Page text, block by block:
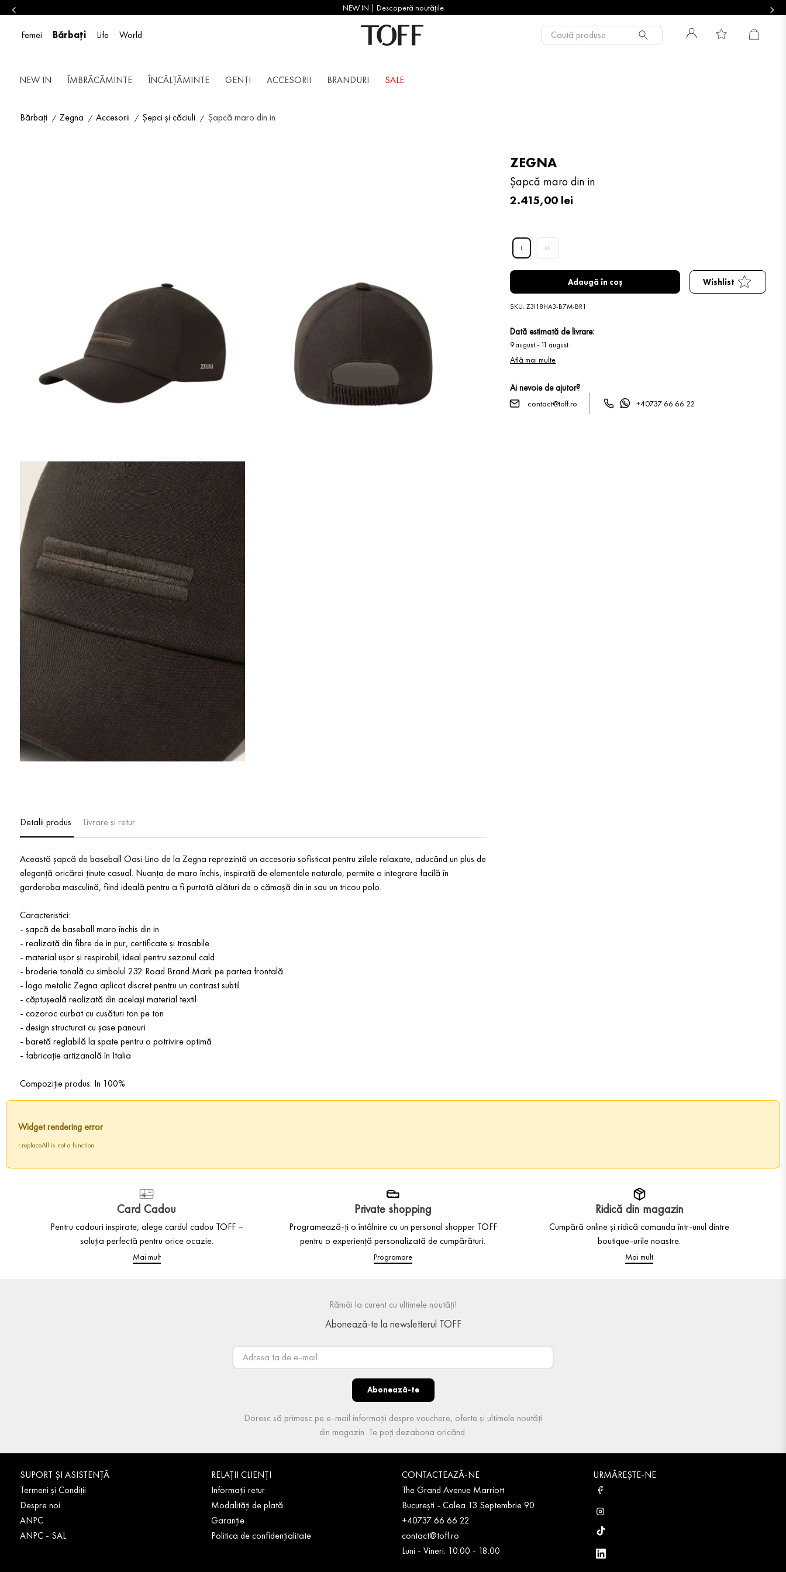
NEW IN | Descoperă noutățile
Femei Bărbați Life World Caută produse
NEW IN ÎMBRĂCĂMINTE ÎNCĂLȚĂMINTE GENȚI ACCESORII BRANDURI SALE
Bărbați Zegna Accesorii Șepci și căciuli Șapcă maro din in
ZEGNA
Șapcă maro din in
2.415,00 lei
L M
Adaugă în coș Wishlist
SKU:Z3I18HA3-B7M-BR1
Dată estimată de livrare:
9 august - 11 august
Află mai multe
Ai nevoie de ajutor?
contact@toff.ro +40737 66 66 22
Detalii produs Livrare și retur
Această șapcă de baseball Oasi Lino de la Zegna reprezintă un accesoriu sofisticat pentru zilele relaxate, aducând un plus de
eleganță oricărei ținute casual. Nuanța de maro închis, inspirată de elementele naturale, permite o integrare facilă în
garderoba masculină, fiind ideală pentru a fi purtată alături de o cămașă din in sau un tricou polo.
Caracteristici:
- șapcă de baseball maro închis din in
- realizată din fibre de in pur, certificate și trasabile
- material ușor și respirabil, ideal pentru sezonul cald
- broderie tonală cu simbolul 232 Road Brand Mark pe partea frontală
- logo metalic Zegna aplicat discret pentru un contrast subtil
- căptușeală realizată din același material textil
- cozoroc curbat cu cusături ton pe ton
- design structurat cu șase panouri
- baretă reglabilă la spate pentru o potrivire optimă
- fabricație artizanală în Italia
Compoziție produs: In 100%
Widget rendering error
r.replaceAll is not a function
Card Cadou
Pentru cadouri inspirate, alege cardul cadou TOFF –
soluția perfectă pentru orice ocazie.
Mai mult
Private shopping
Programează-ți o întâlnire cu un personal shopper TOFF
pentru o experiență personalizată de cumpărături.
Programare
Ridică din magazin
Cumpără online și ridică comanda într-unul dintre
boutique-urile noastre.
Mai mult
Rămâi la curent cu ultimele noutăți!
Abonează-te la newsletterul TOFF
Abonează-te
Doresc să primesc pe e-mail informații despre vouchere, oferte și ultimele noutăți
din magazin. Te poți dezabona oricând.
SUPORT ȘI ASISTENȚĂ
Termeni și Condiții
Despre noi
ANPC
ANPC - SAL
RELAȚII CLIENȚI
Informații retur
Modalități de plată
Garanție
Politica de confidențialitate
CONTACTEAZĂ-NE
The Grand Avenue Marriott
București - Calea 13 Septembrie 90
+40737 66 66 22
contact@toff.ro
Luni - Vineri: 10:00 - 18:00
URMĂREȘTE-NE